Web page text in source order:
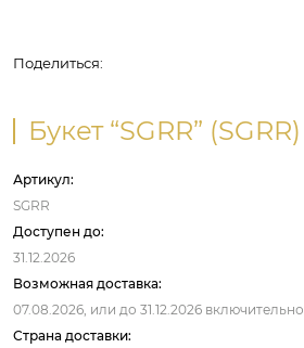
Поделиться:
Букет “SGRR” (SGRR)
Артикул:
SGRR
Доступен до:
31.12.2026
Возможная доставка:
07.08.2026, или до 31.12.2026 включительно
Страна доставки: